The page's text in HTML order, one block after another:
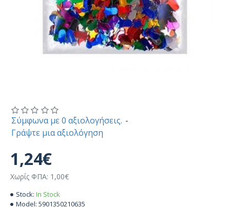
Stock: In Stock
Model: 5901350210635
Σύμφωνα με 0 αξιολογήσεις. -
Γράψτε μια αξιολόγηση
1,24€
Χωρίς ΦΠΑ: 1,00€